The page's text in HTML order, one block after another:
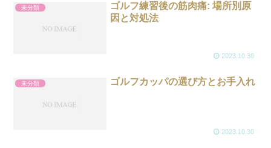
未分類
ゴルフ練習後の筋肉痛: 場所別原
因と対処法
2023.10.30
未分類 ゴルフカッパの選び方とお手入れ
2023.10.30